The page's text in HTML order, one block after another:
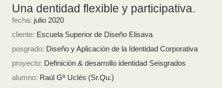
Una dentidad flexible y participativa.
fecha: julio 2020
cliente: Escuela Superior de Diseño Elisava
posgrado: Diseño y Aplicación de la Identidad Corporativa
proyecto: Definición & desarrollo identidad Seisgrados
alumno: Raúl Gª Uclés (Sr.Qu.)